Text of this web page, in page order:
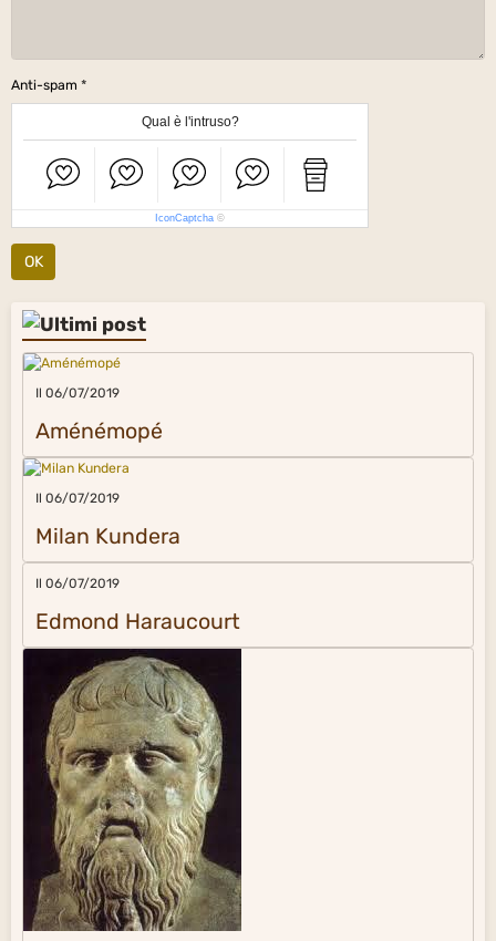
Anti-spam
Qual è l'intruso?
IconCaptcha ©
OK
Il 06/07/2019
Aménémopé
Il 06/07/2019
Milan Kundera
Il 06/07/2019
Edmond Haraucourt